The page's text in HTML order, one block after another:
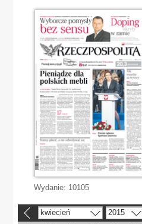
Wydanie: 10105
kwiecień 2015